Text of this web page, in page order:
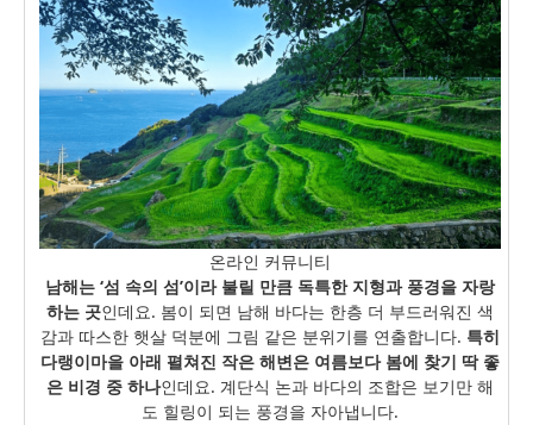
온라인 커뮤니티
남해는 ‘섬 속의 섬’이라 불릴 만큼 독특한 지형과 풍경을 자랑
하는 곳인데요. 봄이 되면 남해 바다는 한층 더 부드러워진 색
감과 따스한 햇살 덕분에 그림 같은 분위기를 연출합니다. 특히
다랭이마을 아래 펼쳐진 작은 해변은 여름보다 봄에 찾기 딱 좋
은 비경 중 하나인데요. 계단식 논과 바다의 조합은 보기만 해
도 힐링이 되는 풍경을 자아냅니다.